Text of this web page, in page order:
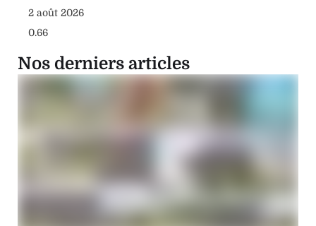
2 août 2026
Nos derniers articles